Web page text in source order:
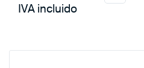
IVA incluido